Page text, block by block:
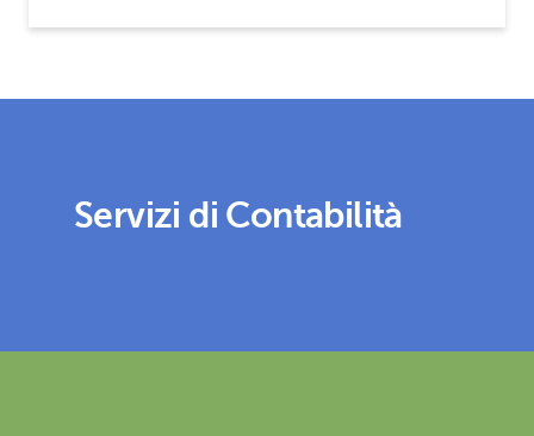
Servizi di Contabilità